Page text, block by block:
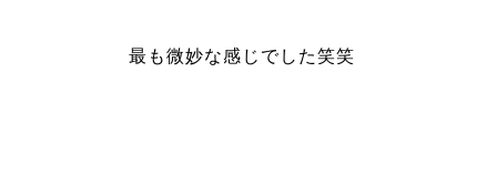
最も微妙な感じでした笑笑